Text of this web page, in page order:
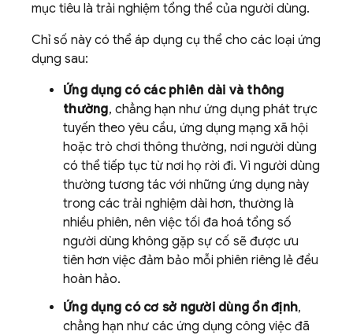
mục tiêu là trải nghiệm tổng thể của người dùng.
Chỉ số này có thể áp dụng cụ thể cho các loại ứng
dụng sau:
Ứng dụng có các phiên dài và thông
thường, chẳng hạn như ứng dụng phát trực
tuyến theo yêu cầu, ứng dụng mạng xã hội
hoặc trò chơi thông thường, nơi người dùng
có thể tiếp tục từ nơi họ rời đi. Vì người dùng
thường tương tác với những ứng dụng này
trong các trải nghiệm dài hơn, thường là
nhiều phiên, nên việc tối đa hoá tổng số
người dùng không gặp sự cố sẽ được ưu
tiên hơn việc đảm bảo mỗi phiên riêng lẻ đều
hoàn hảo.
Ứng dụng có cơ sở người dùng ổn định,
chẳng hạn như các ứng dụng công việc đã